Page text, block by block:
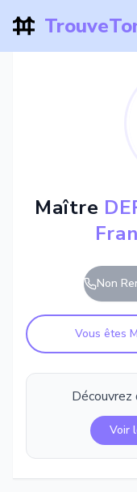
Maître
Non
Vous êtes
Voir